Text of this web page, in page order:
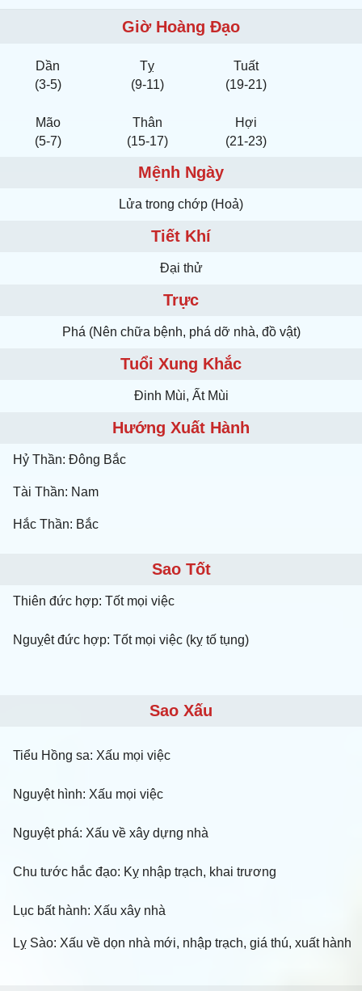
Giờ Hoàng Đạo
Dần
(3-5)
Tỵ
(9-11)
Tuất
(19-21)
Mão
(5-7)
Thân
(15-17)
Hợi
(21-23)
Mệnh Ngày
Lửa trong chớp (Hoả)
Tiết Khí
Đại thử
Trực
Phá (Nên chữa bệnh, phá dỡ nhà, đồ vật)
Tuổi Xung Khắc
Ðinh Mùi, Ất Mùi
Hướng Xuất Hành
Hỷ Thần: Đông Bắc
Tài Thần: Nam
Hắc Thần: Bắc
Sao Tốt
Thiên đức hợp: Tốt mọi việc
Nguỵêt đức hợp: Tốt mọi việc (kỵ tố tụng)
Sao Xấu
Tiểu Hồng sa: Xấu mọi việc
Nguyệt hình: Xấu mọi việc
Nguyệt phá: Xấu về xây dựng nhà
Chu tước hắc đạo: Kỵ nhập trạch, khai trương
Lục bất hành: Xấu xây nhà
Lỵ Sào: Xấu về dọn nhà mới, nhập trạch, giá thú, xuất hành